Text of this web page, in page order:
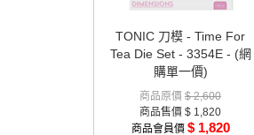
TONIC 刀模 - Time For
Tea Die Set - 3354E - (網
購單一價)
商品原價 $ 2,600
商品售價 $ 1,820
商品會員價 $ 1,820